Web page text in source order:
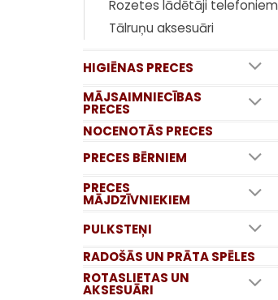
Rozetes lādētāji telefoniem
Tālruņu aksesuāri
HIGIĒNAS PRECES
MĀJSAIMNIECĪBAS
PRECES
NOCENOTĀS PRECES
PRECES BĒRNIEM
PRECES
MĀJDZĪVNIEKIEM
PULKSTEŅI
RADOŠĀS UN PRĀTA SPĒLES
ROTASLIETAS UN
AKSESUĀRI